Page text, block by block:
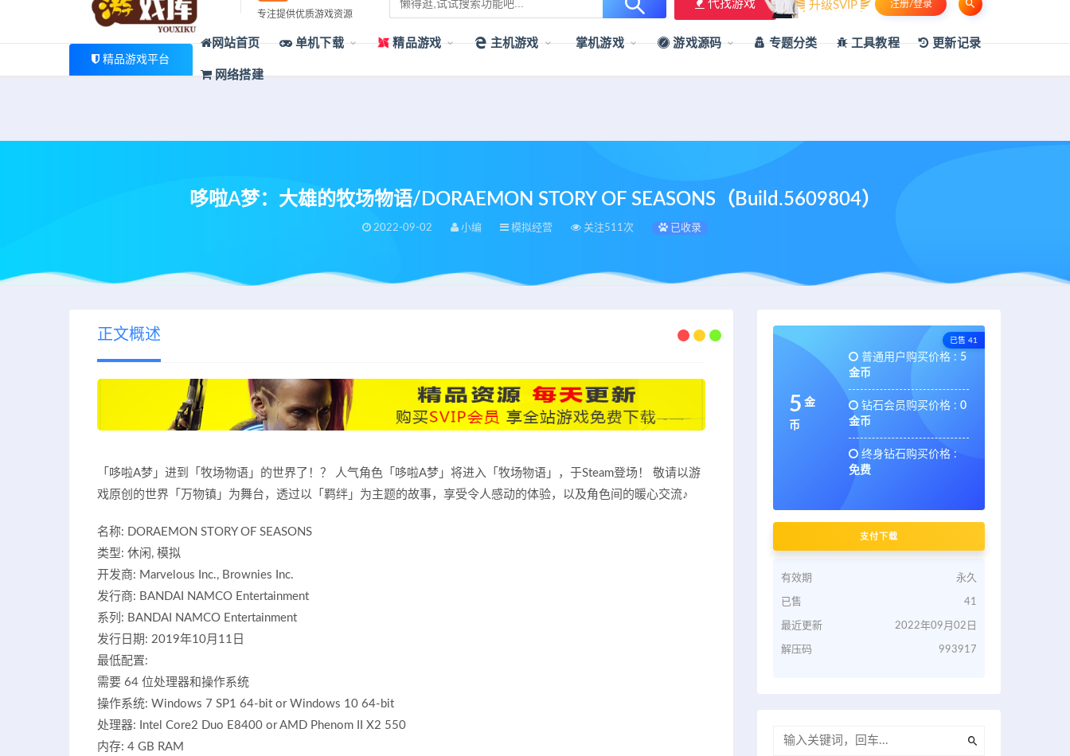
欢迎您光临游戏库，本站一家大型游戏资源整合站，为广大用户提供最新、最优质的资源下载！ 热门标签 资源专题 资源存档
专注提供优质游戏资源
代找游戏 升级SVIP 注册/登录
精品游戏平台
网站首页 单机下载 精品游戏 主机游戏 掌机游戏 游戏源码 专题分类 工具教程 更新记录
网络搭建
哆啦A梦：大雄的牧场物语/DORAEMON STORY OF SEASONS（Build.5609804）
2022-09-02 小编 模拟经营 关注511次 已收录
正文概述
「哆啦A梦」进到「牧场物语」的世界了！？ 人气角色「哆啦A梦」将进入「牧场物语」，于Steam登场！ 敬请以游
戏原创的世界「万物镇」为舞台，透过以「羁绊」为主题的故事，享受令人感动的体验，以及角色间的暖心交流♪
名称: DORAEMON STORY OF SEASONS
类型: 休闲, 模拟
开发商: Marvelous Inc., Brownies Inc.
发行商: BANDAI NAMCO Entertainment
系列: BANDAI NAMCO Entertainment
发行日期: 2019年10月11日
最低配置:
需要 64 位处理器和操作系统
操作系统: Windows 7 SP1 64-bit or Windows 10 64-bit
处理器: Intel Core2 Duo E8400 or AMD Phenom II X2 550
内存: 4 GB RAM
已售 41
5 金
币
普通用户购买价格 : 5
金币
钻石会员购买价格 : 0
金币
终身钻石购买价格 :
免费
支付下载
有效期 永久
已售 41
最近更新 2022年09月02日
解压码 993917